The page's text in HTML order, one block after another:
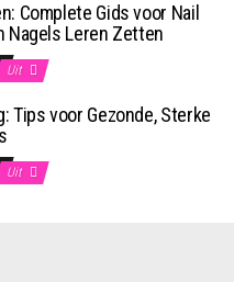
Complete Gids voor Nail
Nagels Leren Zetten
Uit
Tips voor Gezonde, Sterke
Uit